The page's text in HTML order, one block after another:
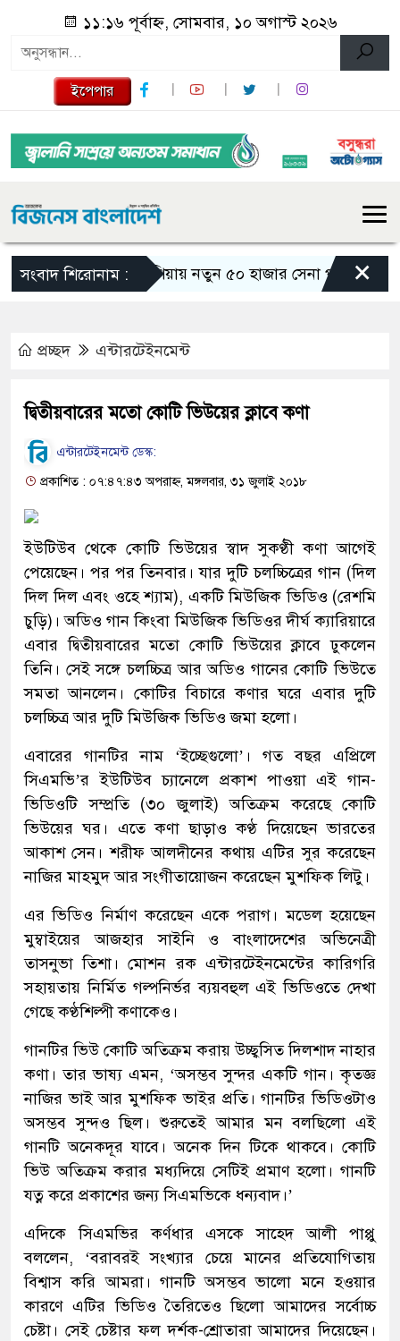
১১:১৬ পূর্বাহ্ন, সোমবার, ১০ অগাস্ট ২০২৬
ইপেপার
সংবাদ শিরোনাম :রাশিয়ায় নতুন ৫০ হাজার সেনা পাঠাচ্ছে উত্তর
×
প্রচ্ছদ এন্টারটেইনমেন্ট
দ্বিতীয়বারের মতো কোটি ভিউয়ের ক্লাবে কণা
এন্টারটেইনমেন্ট ডেস্ক:
প্রকাশিত : ০৭:৪৭:৪৩ অপরাহ্ন, মঙ্গলবার, ৩১ জুলাই ২০১৮
ইউটিউব থেকে কোটি ভিউয়ের স্বাদ সুকণ্ঠী কণা আগেই
পেয়েছেন। পর পর তিনবার। যার দুটি চলচ্চিত্রের গান (দিল
দিল দিল এবং ওহে শ্যাম), একটি মিউজিক ভিডিও (রেশমি
চুড়ি)। অডিও গান কিংবা মিউজিক ভিডিওর দীর্ঘ ক্যারিয়ারে
এবার দ্বিতীয়বারের মতো কোটি ভিউয়ের ক্লাবে ঢুকলেন
তিনি। সেই সঙ্গে চলচ্চিত্র আর অডিও গানের কোটি ভিউতে
সমতা আনলেন। কোটির বিচারে কণার ঘরে এবার দুটি
চলচ্চিত্র আর দুটি মিউজিক ভিডিও জমা হলো।
এবারের গানটির নাম ‘ইচ্ছেগুলো’। গত বছর এপ্রিলে
সিএমভি’র ইউটিউব চ্যানেলে প্রকাশ পাওয়া এই গান-
ভিডিওটি সম্প্রতি (৩০ জুলাই) অতিক্রম করেছে কোটি
ভিউয়ের ঘর। এতে কণা ছাড়াও কণ্ঠ দিয়েছেন ভারতের
আকাশ সেন। শরীফ আলদীনের কথায় এটির সুর করেছেন
নাজির মাহমুদ আর সংগীতায়োজন করেছেন মুশফিক লিটু।
এর ভিডিও নির্মাণ করেছেন একে পরাগ। মডেল হয়েছেন
মুম্বাইয়ের আজহার সাইনি ও বাংলাদেশের অভিনেত্রী
তাসনুভা তিশা। মোশন রক এন্টারটেইনমেন্টের কারিগরি
সহায়তায় নির্মিত গল্পনির্ভর ব্যয়বহুল এই ভিডিওতে দেখা
গেছে কণ্ঠশিল্পী কণাকেও।
গানটির ভিউ কোটি অতিক্রম করায় উচ্ছ্বসিত দিলশাদ নাহার
কণা। তার ভাষ্য এমন, ‘অসম্ভব সুন্দর একটি গান। কৃতজ্ঞ
নাজির ভাই আর মুশফিক ভাইর প্রতি। গানটির ভিডিওটাও
অসম্ভব সুন্দও ছিল। শুরুতেই আমার মন বলছিলো এই
গানটি অনেকদূর যাবে। অনেক দিন টিকে থাকবে। কোটি
ভিউ অতিক্রম করার মধ্যদিয়ে সেটিই প্রমাণ হলো। গানটি
যত্ন করে প্রকাশের জন্য সিএমভিকে ধন্যবাদ।’
এদিকে সিএমভির কর্ণধার এসকে সাহেদ আলী পাপ্পু
বললেন, ‘বরাবরই সংখ্যার চেয়ে মানের প্রতিযোগিতায়
বিশ্বাস করি আমরা। গানটি অসম্ভব ভালো মনে হওয়ার
কারণে এটির ভিডিও তৈরিতেও ছিলো আমাদের সর্বোচ্চ
চেষ্টা। সেই চেষ্টার ফল দর্শক-শ্রোতারা আমাদের দিয়েছেন।